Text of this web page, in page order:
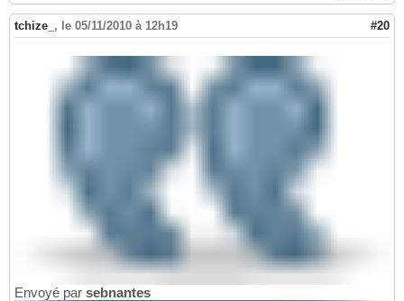
tchize_ , le 05/11/2010 à 12h19 #20
Envoyé par sebnantes